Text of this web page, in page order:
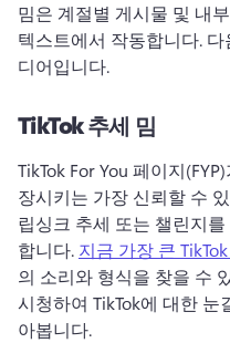
밈은 계절별 게시물 및 내
텍스트에서 작동합니다. 다
디어입니다.
TikTok 추세 밈
TikTok For You 페이지
장시키는 가장 신뢰할 수
립싱크 추세 또는 챌린지
합니다. 지금 가장 큰
의 소리와 형식을 찾을 수
시청하여 TikTok에 대한
아봅니다.